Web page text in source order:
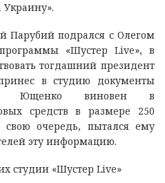
Украину».
Парубий подрался с Олегом
«Шустер Live», в
тогдашний президент
в студию документы
Ющенко виновен в
средств в размере 250
очередь, пытался ему
эту информацию.
студии «Шустер Live»